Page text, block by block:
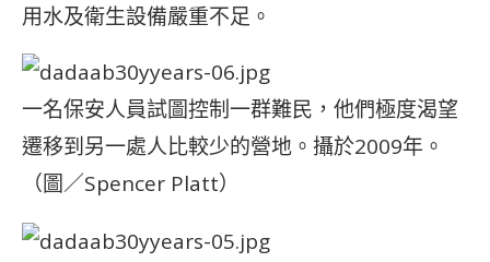
用水及衛生設備嚴重不足。
一名保安人員試圖控制一群難民，他們極度渴望
遷移到另一處人比較少的營地。攝於2009年。
（圖／Spencer Platt）